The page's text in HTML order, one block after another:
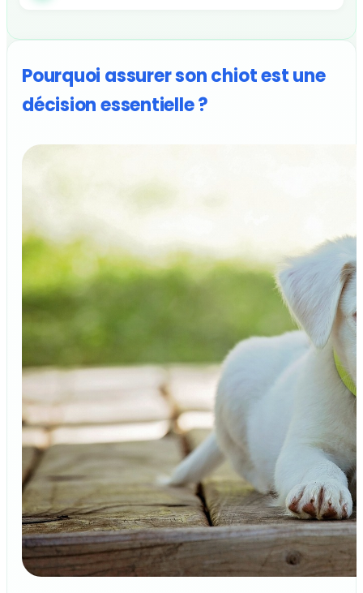
Pourquoi assurer son chiot est une
décision essentielle ?